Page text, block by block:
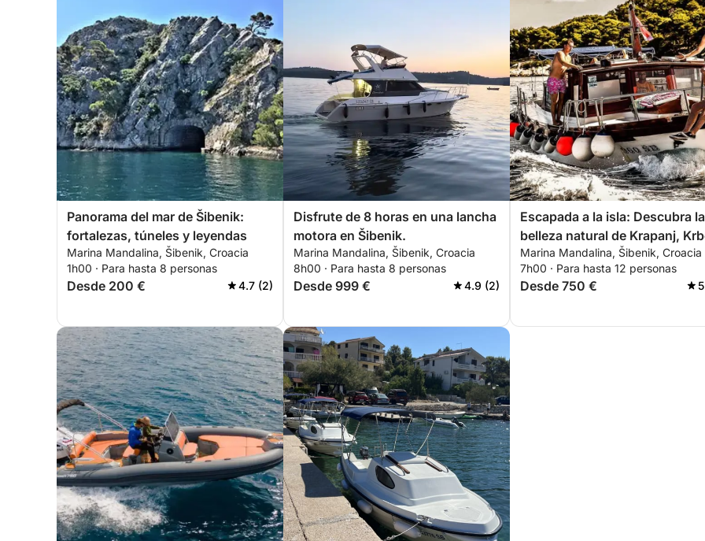
Panorama del mar de Šibenik:
fortalezas, túneles y leyendas
Marina Mandalina, Šibenik, Croacia
1h00 · Para hasta 8 personas
Desde 200 € 4.7 (2)
Disfrute de 8 horas en una lancha
motora en Šibenik.
Marina Mandalina, Šibenik, Croacia
8h00 · Para hasta 8 personas
Desde 999 € 4.9 (2)
Escapada a la isla: Descubra la
belleza natural de Krapanj,
y Zlarin
Marina Mandalina, Šibenik, Croacia
7h00 · Para hasta 12 personas
Desde 750 €